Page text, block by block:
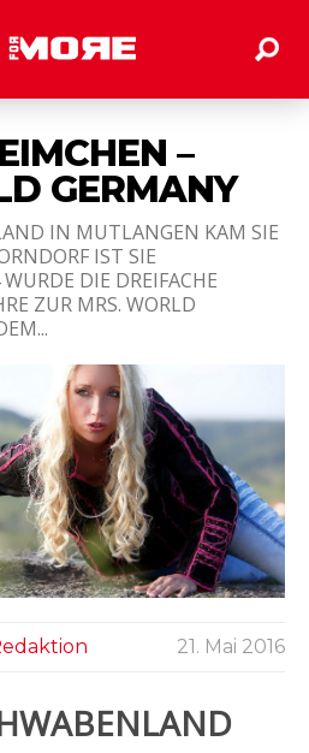
–
GERMANY
IN MUTLANGEN KAM SIE
IST SIE
DIE DREIFACHE
ZUR MRS. WORLD
21. Mai 2016